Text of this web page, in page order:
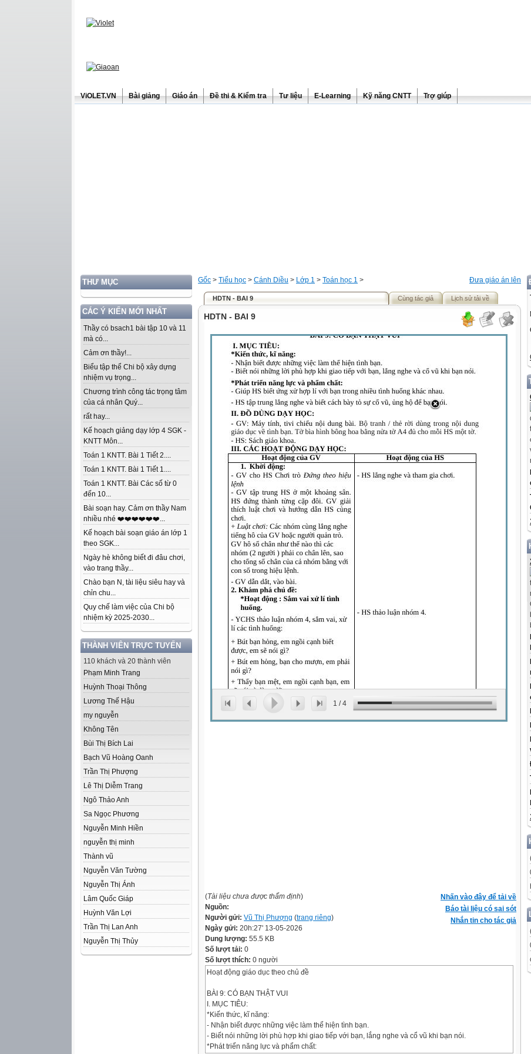
ViOLET.VN Bài giảng Giáo án Đề thi & Kiểm tra Tư liệu E-Learning Kỹ năng CNTT Trợ giúp
THƯ MỤC
CÁC Ý KIẾN MỚI NHẤT
Thầy có bsach1 bài tập 10 và 11
mà có...
Cảm ơn thầy!...
Biểu tập thể Chi bộ xây dựng
nhiệm vụ trọng...
Chương trình công tác trọng tâm
của cá nhân Quý...
rất hay...
Kế hoạch giảng dạy lớp 4 SGK -
KNTT Môn...
Toán 1 KNTT. Bài 1 Tiết 2....
Toán 1 KNTT. Bài 1 Tiết 1....
Toán 1 KNTT. Bài Các số từ 0
đến 10...
Bài soạn hay. Cảm ơn thầy Nam
nhiều nhé ❤️❤️❤️❤️❤️❤️...
Kế hoạch bài soạn giáo án lớp 1
theo SGK...
Ngày hè không biết đi đâu chơi,
vào trang thầy...
Chào bạn N, tài liệu siêu hay và
chỉn chu...
Quy chế làm việc của Chi bộ
nhiệm kỳ 2025-2030...
THÀNH VIÊN TRỰC TUYẾN
110 khách và 20 thành viên
Phạm Minh Trang
Huỳnh Thoại Thông
Lương Thế Hậu
my nguyễn
Không Tên
Bùi Thị Bích Lai
Bạch Vũ Hoàng Oanh
Trần Thị Phượng
Lê Thị Diễm Trang
Ngô Thảo Anh
Sa Ngọc Phương
Nguyễn Minh Hiền
nguyễn thị minh
Thành vũ
Nguyễn Văn Tường
Nguyễn Thị Ánh
Lâm Quốc Giáp
Huỳnh Văn Lợi
Trần Thị Lan Anh
Nguyễn Thị Thủy
Đưa giáo án lên
Gốc > Tiểu học > Cánh Diều > Lớp 1 > Toán học 1 >
HDTN - BAI 9 Cùng tác giả Lịch sử tải về
HDTN - BAI 9
1 /4
Nhấn vào đây để tải về
Báo tài liệu có sai sót
Nhắn tin cho tác giả
(Tài liệu chưa được thẩm định)
Nguồn:
Người gửi: Vũ Thị Phượng (trang riêng)
Ngày gửi: 20h:27' 13-05-2026
Dung lượng: 55.5 KB
Số lượt tải: 0
Số lượt thích: 0 người
Hoạt động giáo dục theo chủ đề
BÀI 9: CÓ BẠN THẬT VUI
I. MỤC TIÊU:
*Kiến thức, kĩ năng:
- Nhận biết được những việc làm thể hiện tình bạn.
- Biết nói những lời phù hợp khi giao tiếp với bạn, lắng nghe và cổ vũ khi bạn nói.
*Phát triển năng lực và phẩm chất: